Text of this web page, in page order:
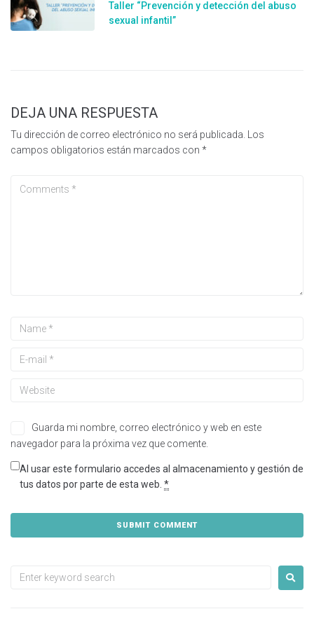
Taller “Prevención y detección del abuso
sexual infantil”
DEJA UNA RESPUESTA
Tu dirección de correo electrónico no será publicada. Los
campos obligatorios están marcados con *
Guarda mi nombre, correo electrónico y web en este
navegador para la próxima vez que comente.
Al usar este formulario accedes al almacenamiento y gestión de
tus datos por parte de esta web. *